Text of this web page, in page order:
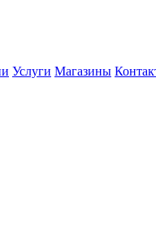
Услуги Магазины